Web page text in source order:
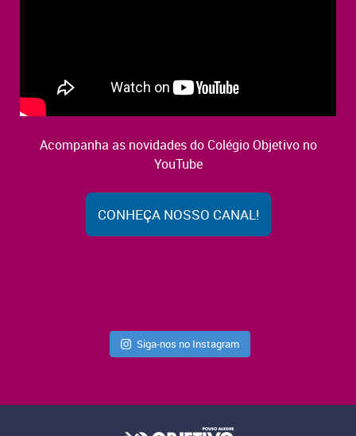
Acompanha as novidades do Colégio Objetivo no
YouTube
CONHEÇA NOSSO CANAL!
Siga-nos no Instagram